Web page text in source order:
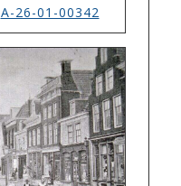
A-26-01-00342